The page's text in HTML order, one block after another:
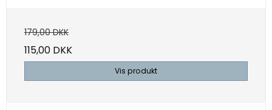
179,00 DKK
115,00 DKK
Vis produkt